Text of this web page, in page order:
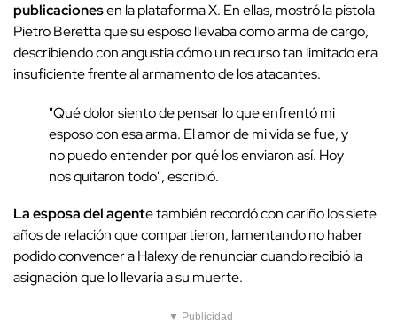
publicacionesen la plataforma X. En ellas, mostró la pistola
Pietro Beretta que su esposo llevaba como arma de cargo,
describiendo con angustia cómo un recurso tan limitado era
insuficiente frente al armamento de los atacantes.
"Qué dolor siento de pensar lo que enfrentó mi
esposo con esa arma. El amor de mi vida se fue, y
no puedo entender por qué los enviaron así. Hoy
nos quitaron todo", escribió.
La esposa del agente también recordó con cariño los siete
años de relación que compartieron, lamentando no haber
podido convencer a Halexy de renunciar cuando recibió la
asignación que lo llevaría a su muerte.
▼ Publicidad